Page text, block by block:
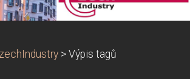
> Výpis tagů